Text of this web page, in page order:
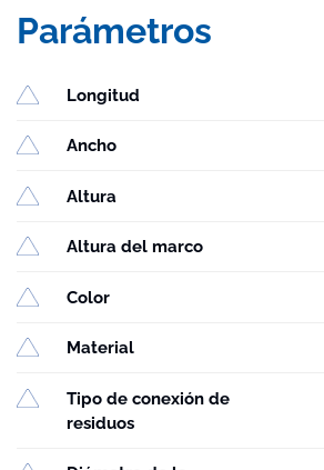
Parámetros
Longitud
Ancho
Altura
Altura del marco
Color
Material
Tipo de conexión de
residuos